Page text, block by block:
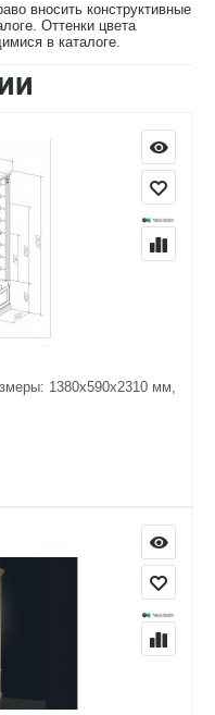
вносить конструктивные
Оттенки цвета
в каталоге.
1380х590х2310 мм,